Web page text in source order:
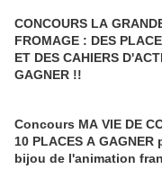
CONCOURS LA
FROMAGE : DES
ET DES CAHIERS
GAGNER !!
Concours MA VIE DE
10 PLACES A
bijou de l'animation